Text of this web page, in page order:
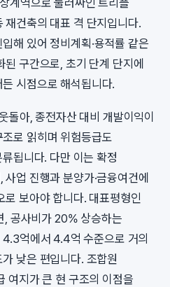
계역으로 둘러싸인 트리플
재건축의 대표 격 단지입니다.
해 있어 정비계획·용적률 같은
구간으로, 초기 단계 단지에
시점으로 해석됩니다.
돌아, 종전자산 대비 개발이익이
로 읽히며 위험등급도
됩니다. 다만 이는 확정
업 진행과 분양가·금융여건에
로 보아야 합니다. 대표평형인
공사비가 20% 상승하는
억에서 4.4억 수준으로 거의
낮은 편입니다. 조합원
여지가 큰 현 구조의 이점을